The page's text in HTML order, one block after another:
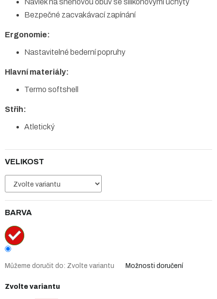
Zvolte variantu
VELIKOST
BARVA
Můžeme doručit do: Zvolte variantu Možnosti doručení
Bezpečné zacvakávací zapínání
Ergonomie:
Nastavitelné bederní popruhy
Hlavní materiály:
Termo softshell
Střih:
Atletický